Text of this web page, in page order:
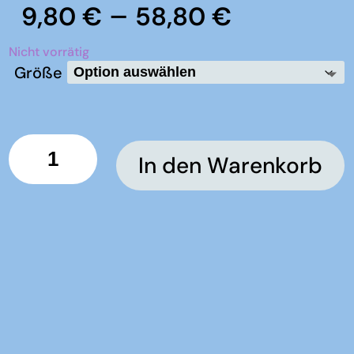
9,80€ – 58,80€
bis
58,80 €
Nicht vorrätig
Größe
OBSTperry
Birnen-
Cider
In den Warenkorb